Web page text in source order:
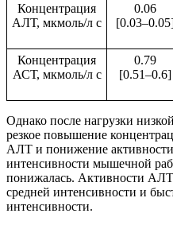
Концентрация
АЛТ, мкмоль/л с
0.06
Концентрация
АСТ, мкмоль/л с
0.79
[0.51–0.6]
Однако после нагрузки
резкое повышение
АЛТ и понижение
интенсивности мышечной
понижалась. Активности
средней интенсивности и
интенсивности.